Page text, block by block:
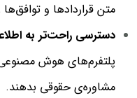
متن قراردادها و
دسترسی راحت‌تر به
پلتفرم‌های هوش مصنوعی
مشاوره‌ی حقوقی بدهند.